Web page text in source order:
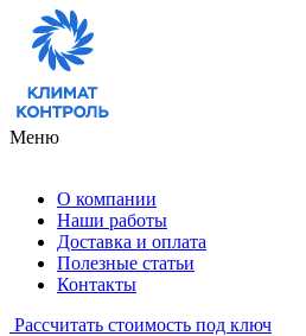
Меню
О компании
Наши работы
Доставка и оплата
Полезные статьи
Контакты
Рассчитать стоимость под ключ